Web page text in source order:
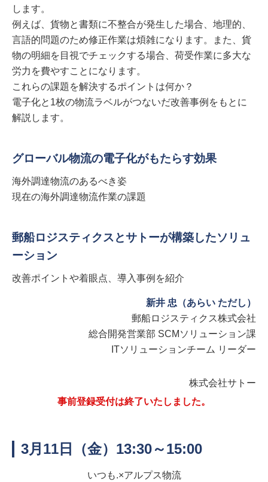
します。
例えば、貨物と書類に不整合が発生した場合、地理的、
言語的問題のため修正作業は煩雑になります。また、貨
物の明細を目視でチェックする場合、荷受作業に多大な
労力を費やすことになります。
これらの課題を解決するポイントは何か？
電子化と1枚の物流ラベルがつないだ改善事例をもとに
解説します。
グローバル物流の電子化がもたらす効果
海外調達物流のあるべき姿
現在の海外調達物流作業の課題
郵船ロジスティクスとサトーが構築したソリュ
ーション
改善ポイントや着眼点、導入事例を紹介
新井 忠（あらい ただし）
郵船ロジスティクス株式会社
総合開発営業部 SCMソリューション課
ITソリューションチーム リーダー
株式会社サトー
事前登録受付は終了いたしました。
3月11日（金）13:30～15:00
いつも.×アルプス物流